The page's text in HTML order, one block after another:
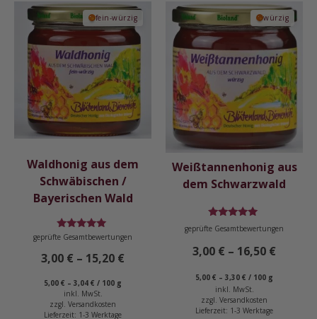
fein-würzig
Waldhonig aus dem
Schwäbischen /
Bayerischen Wald
Bewertet
4.94
von 5
geprüfte Gesamtbewertungen
3,00 € – 15,20 €
5,00 € – 3,04 € / 100 g
inkl. MwSt.
zzgl. Versandkosten
Lieferzeit: 1-3 Werktage
Dieses
Produkt
weist
mehrere
Varianten
auf.
Die
Optionen
auf
Produktseite
würzig
Weißtannenhonig aus
dem Schwarzwald
Bewertet
mit
von 5
geprüfte Gesamtbewertungen
3,00 € – 16,50 €
5,00 € – 3,30 € / 100 g
inkl. MwSt.
zzgl. Versandkosten
Lieferzeit: 1-3 Werktage
Dieses
Produkt
weist
mehrere
Varianten
auf.
Die
Optionen
können
auf
werden